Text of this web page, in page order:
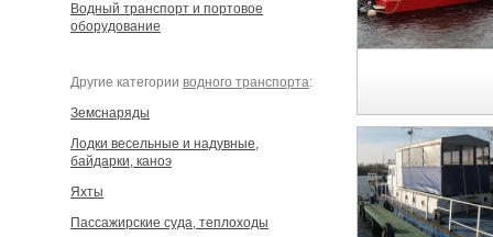
Водный транспорт и портовое
оборудование
Другие категории водного транспорта:
Земснаряды
Лодки весельные и надувные,
байдарки, каноэ
Яхты
Пассажирские суда, теплоходы